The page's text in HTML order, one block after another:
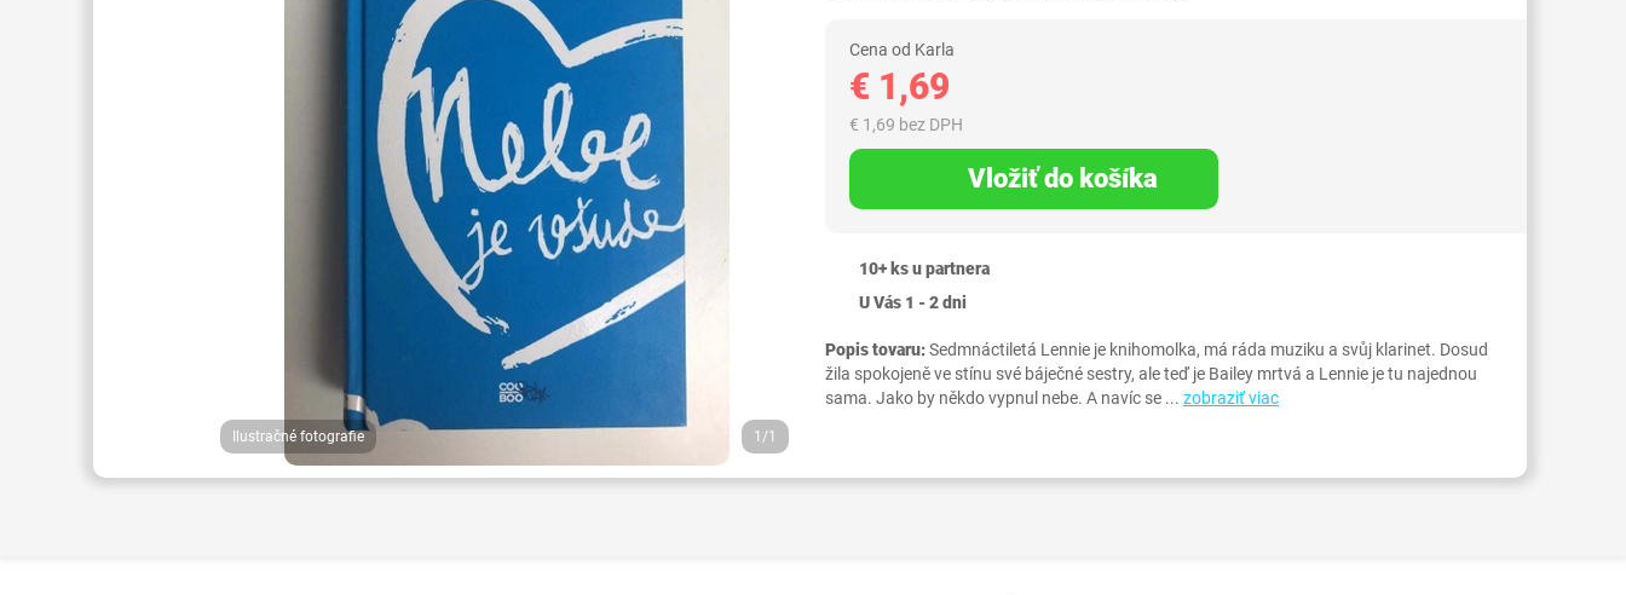
Ilustračné fotografie 1/1
Cena od Karla
€ 1,69
€ 1,69 bez DPH
Vložiť do košíka
10+ ks u partnera
U Vás 1 - 2 dni
Popis tovaru:Sedmnáctiletá Lennie je knihomolka, má ráda muziku a svůj klarinet. Dosud
žila spokojeně ve stínu své báječné sestry, ale teď je Bailey mrtvá a Lennie je tu najednou
sama. Jako by někdo vypnul nebe. A navíc se ... zobraziť viac